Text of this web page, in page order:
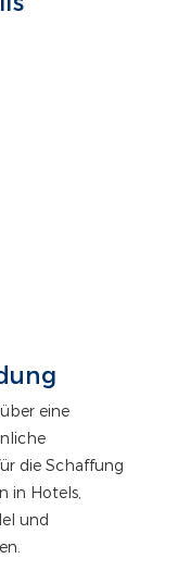
eine
die Schaffung
in Hotels,
und